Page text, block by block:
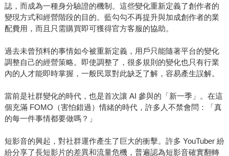
誌，而成為一種身分驗證的機制。這些變化重新定義了創作者的
變現方式和經營階段的目的。藍勾勾不再提升與加成創作者的業
配費用，而且只需購買即可獲得官方客服的協助。
過去未曾預料的事情如今被重新定義，用戶只能隨著平台的變化
調整自己的經營策略。即使調整了，很多規則的變化也只有行業
內的人才能即時掌握，一般民眾對此缺乏了解，容易產生誤解。
當前是社群變化的時代，也是首次讓 AI 參與的「新一季」。在這
個充滿 FOMO（害怕錯過）情緒的時代，許多人不禁會問：「真
的每一件事情都要做嗎？」
短影音的興起，對社群運作產生了巨大的衝擊。許多 YouTuber 紛
紛分享了長短影片的差異和流量危機，普遍認為短影音確實翻轉